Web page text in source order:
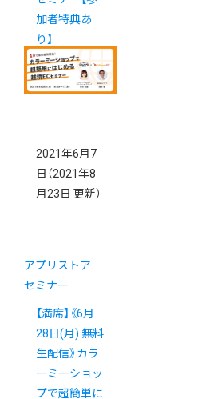
加者特典あ
り】
2021年6月7
日 （2021年8
月23日 更新）
アプリストア
セミナー
【満席】《6月
28日(月) 無料
生配信》カラ
ーミーショッ
プで超簡単に